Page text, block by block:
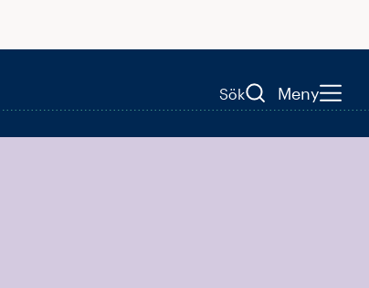
Sök Meny